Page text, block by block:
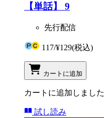
【単話】 9
先行配信
117/¥129(税込)
カートに追加
カートに追加しました
試し読み